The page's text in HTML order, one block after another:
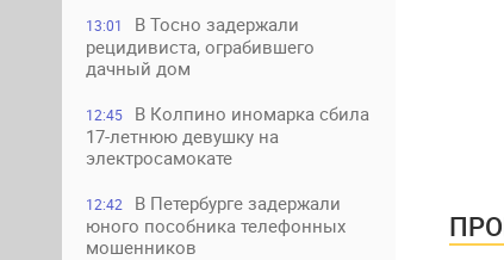
13:01
В Тосно задержали
рецидивиста, ограбившего
дачный дом
12:45
В Колпино иномарка сбила
17-летнюю девушку на
электросамокате
12:42
В Петербурге задержали
юного пособника телефонных
мошенников